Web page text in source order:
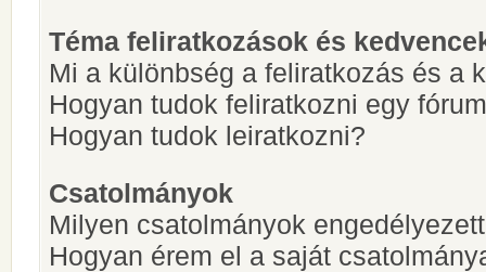
Téma feliratkozások és
Mi a különbség a feliratkozás és a
Hogyan tudok feliratkozni egy
Hogyan tudok leiratkozni?
Csatolmányok
Milyen csatolmányok
Hogyan érem el a saját